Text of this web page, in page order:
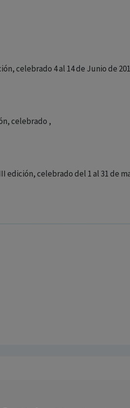
celebrado 4 al 14 de Junio de
celebrado ,
edición, celebrado del 1 al 31 de